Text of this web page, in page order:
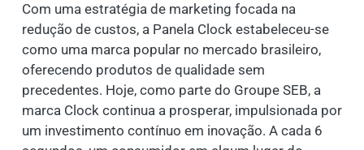
Com uma estratégia de marketing focada na
redução de custos, a Panela Clock estabeleceu-se
como uma marca popular no mercado brasileiro,
oferecendo produtos de qualidade sem
precedentes. Hoje, como parte do Groupe SEB, a
marca Clock continua a prosperar, impulsionada por
um investimento contínuo em inovação. A cada 6